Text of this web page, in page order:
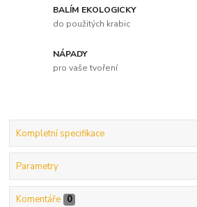
BALÍM EKOLOGICKY
do použitých krabic
NÁPADY
pro vaše tvoření
Kompletní specifikace
Parametry
Komentáře 0